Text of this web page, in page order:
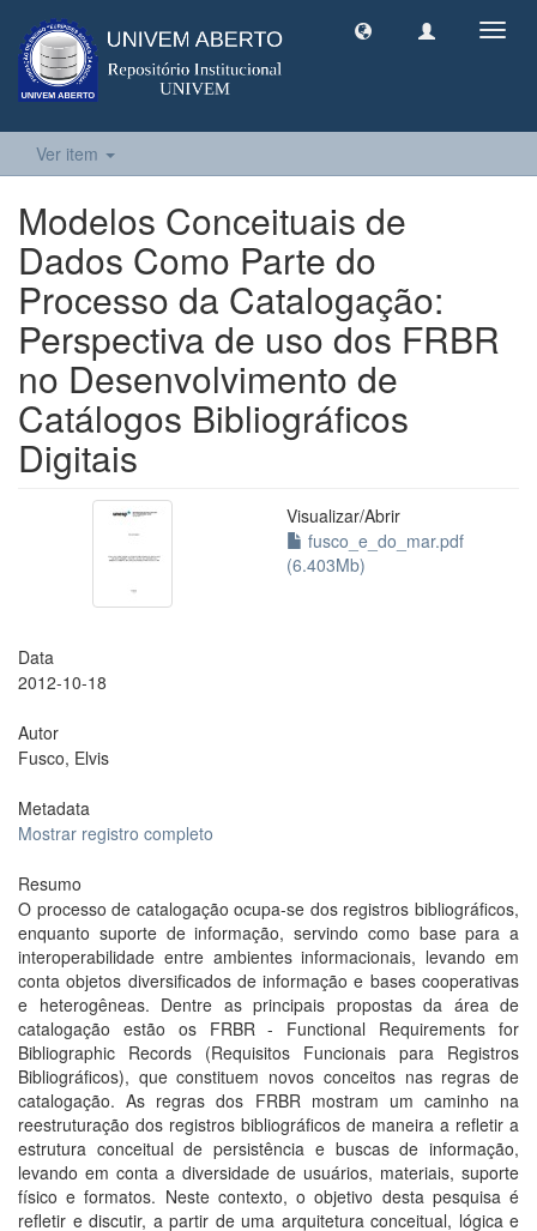
Ver item
Modelos Conceituais de
Dados Como Parte do
Processo da Catalogação:
Perspectiva de uso dos FRBR
no Desenvolvimento de
Catálogos Bibliográficos
Digitais
Visualizar/Abrir
fusco_e_do_mar.pdf
(6.403Mb)
Data
2012-10-18
Autor
Fusco, Elvis
Metadata
Mostrar registro completo
Resumo
O processo de catalogação ocupa-se dos registros bibliográficos,
enquanto suporte de informação, servindo como base para a
interoperabilidade entre ambientes informacionais, levando em
conta objetos diversificados de informação e bases cooperativas
e heterogêneas. Dentre as principais propostas da área de
catalogação estão os FRBR - Functional Requirements for
Bibliographic Records (Requisitos Funcionais para Registros
Bibliográficos), que constituem novos conceitos nas regras de
catalogação. As regras dos FRBR mostram um caminho na
reestruturação dos registros bibliográficos de maneira a refletir a
estrutura conceitual de persistência e buscas de informação,
levando em conta a diversidade de usuários, materiais, suporte
físico e formatos. Neste contexto, o objetivo desta pesquisa é
refletir e discutir, a partir de uma arquitetura conceitual, lógica e